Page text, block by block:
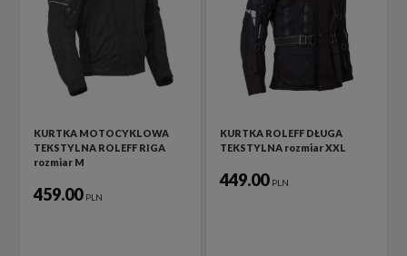
KURTKA MOTOCYKLOWA
TEKSTYLNA ROLEFF RIGA
rozmiar M
459.00 PLN
KURTKA ROLEFF DŁUGA
TEKSTYLNA rozmiar XXL
449.00 PLN